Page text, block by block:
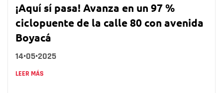
¡Aquí sí pasa! Avanza en un 97 %
ciclopuente de la calle 80 con avenida
Boyacá
14•05•2025
LEER MÁS